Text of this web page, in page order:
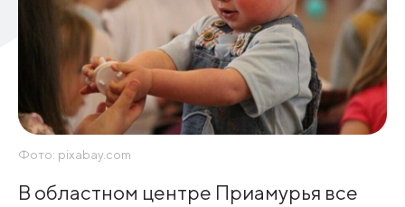
Фото: pixabay.com
В областном центре Приамурья все